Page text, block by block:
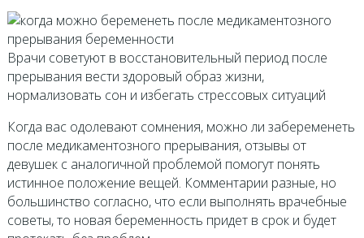
Врачи советуют в восстановительный период после
прерывания вести здоровый образ жизни,
нормализовать сон и избегать стрессовых ситуаций
Когда вас одолевают сомнения, можно ли забеременеть
после медикаментозного прерывания, отзывы от
девушек с аналогичной проблемой помогут понять
истинное положение вещей. Комментарии разные, но
большинство согласно, что если выполнять врачебные
советы, то новая беременность придет в срок и будет